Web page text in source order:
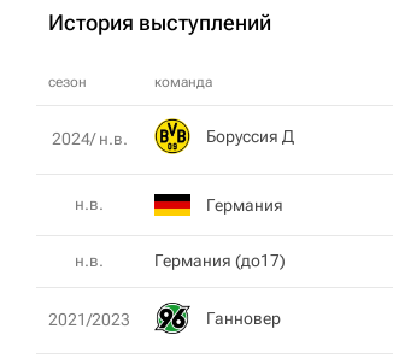
История выступлений
сезон команда
2024/ н.в. Боруссия Д
н.в. Германия
н.в. Германия (до17)
2021/2023 Ганновер